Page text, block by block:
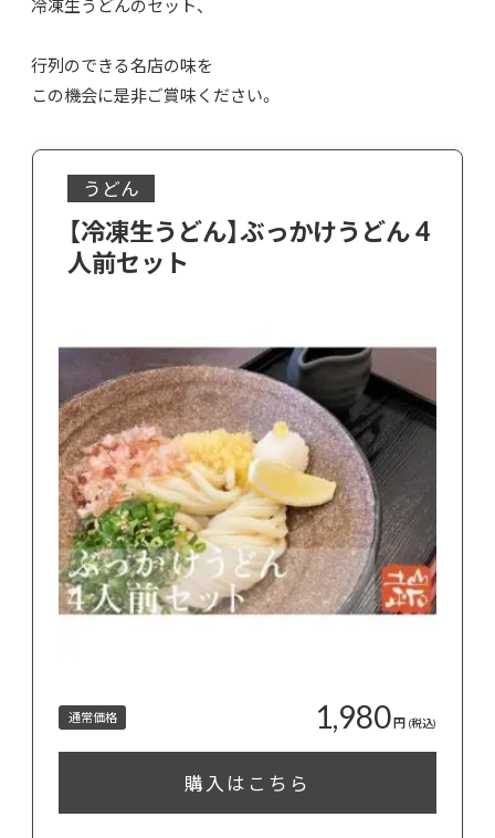
冷凍生うどんのセット、
行列のできる名店の味を
この機会に是非ご賞味ください。
うどん
【冷凍生うどん】ぶっかけうどん 4
人前セット
通常価格 1,980円 (税込)
購入はこちら